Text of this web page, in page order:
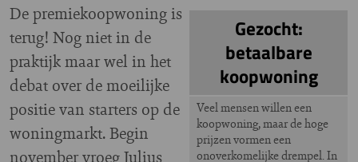
Gezocht:
betaalbare
koopwoning
Veel mensen willen een
koopwoning, maar de hoge
prijzen vormen een
onoverkomelijke drempel. In
De premiekoopwoning is
terug! Nog niet in de
praktijk maar wel in het
debat over de moeilijke
positie van starters op de
woningmarkt. Begin
november vroeg Julius